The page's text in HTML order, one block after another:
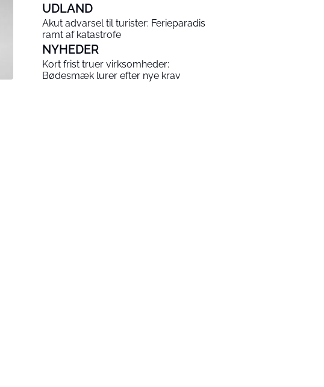
UDLAND
Akut advarsel til turister: Ferieparadis
ramt af katastrofe
NYHEDER
Kort frist truer virksomheder:
Bødesmæk lurer efter nye krav